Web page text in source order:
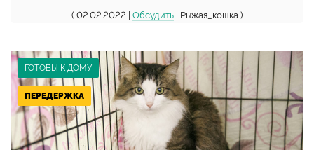
( 02.02.2022 | Обсудить | Рыжая_кошка )
ГОТОВЫ К ДОМУ
ПЕРЕДЕРЖКА